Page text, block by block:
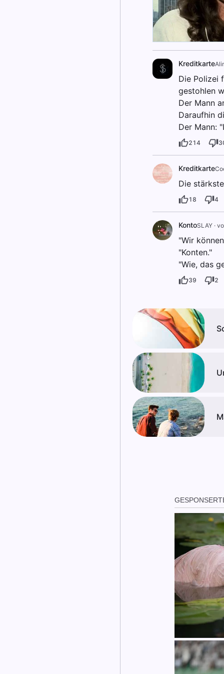
Kreditkarte
Die Polizei
gestohlen
Der Mann
Daraufhin
Der Mann:
214
Kreditkarte
Die
18 4
KontoSLAY·
"Wir
"Konten."
"Wie, das
39 2